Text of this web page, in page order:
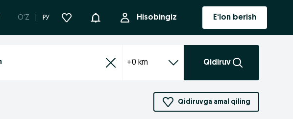
O'Z РУ Bildirishnoma Hisobingiz E‘lon berish
+0 km Qidiruv
Qidiruvga amal qiling